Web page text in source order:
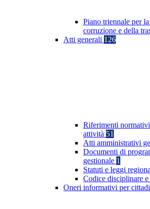
Piano triennale per
corruzione e della
Atti generali 126
Riferimenti
attività 51
Atti amministrativi
Documenti di
gestionale 1
Statuti e leggi
Codice disciplinare
Oneri informativi per